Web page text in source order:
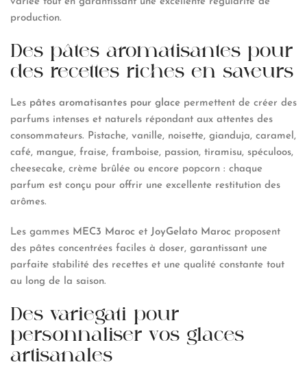
production.
Des pâtes aromatisantes pour
des recettes riches en saveurs
Les pâtes aromatisantes pour glace permettent de créer des
parfums intenses et naturels répondant aux attentes des
consommateurs. Pistache, vanille, noisette, gianduja, caramel,
café, mangue, fraise, framboise, passion, tiramisu, spéculoos,
cheesecake, crème brûlée ou encore popcorn : chaque
parfum est conçu pour offrir une excellente restitution des
arômes.
Les gammes MEC3 Maroc et JoyGelato Maroc proposent
des pâtes concentrées faciles à doser, garantissant une
parfaite stabilité des recettes et une qualité constante tout
au long de la saison.
Des variegati pour
personnaliser vos glaces
artisanales